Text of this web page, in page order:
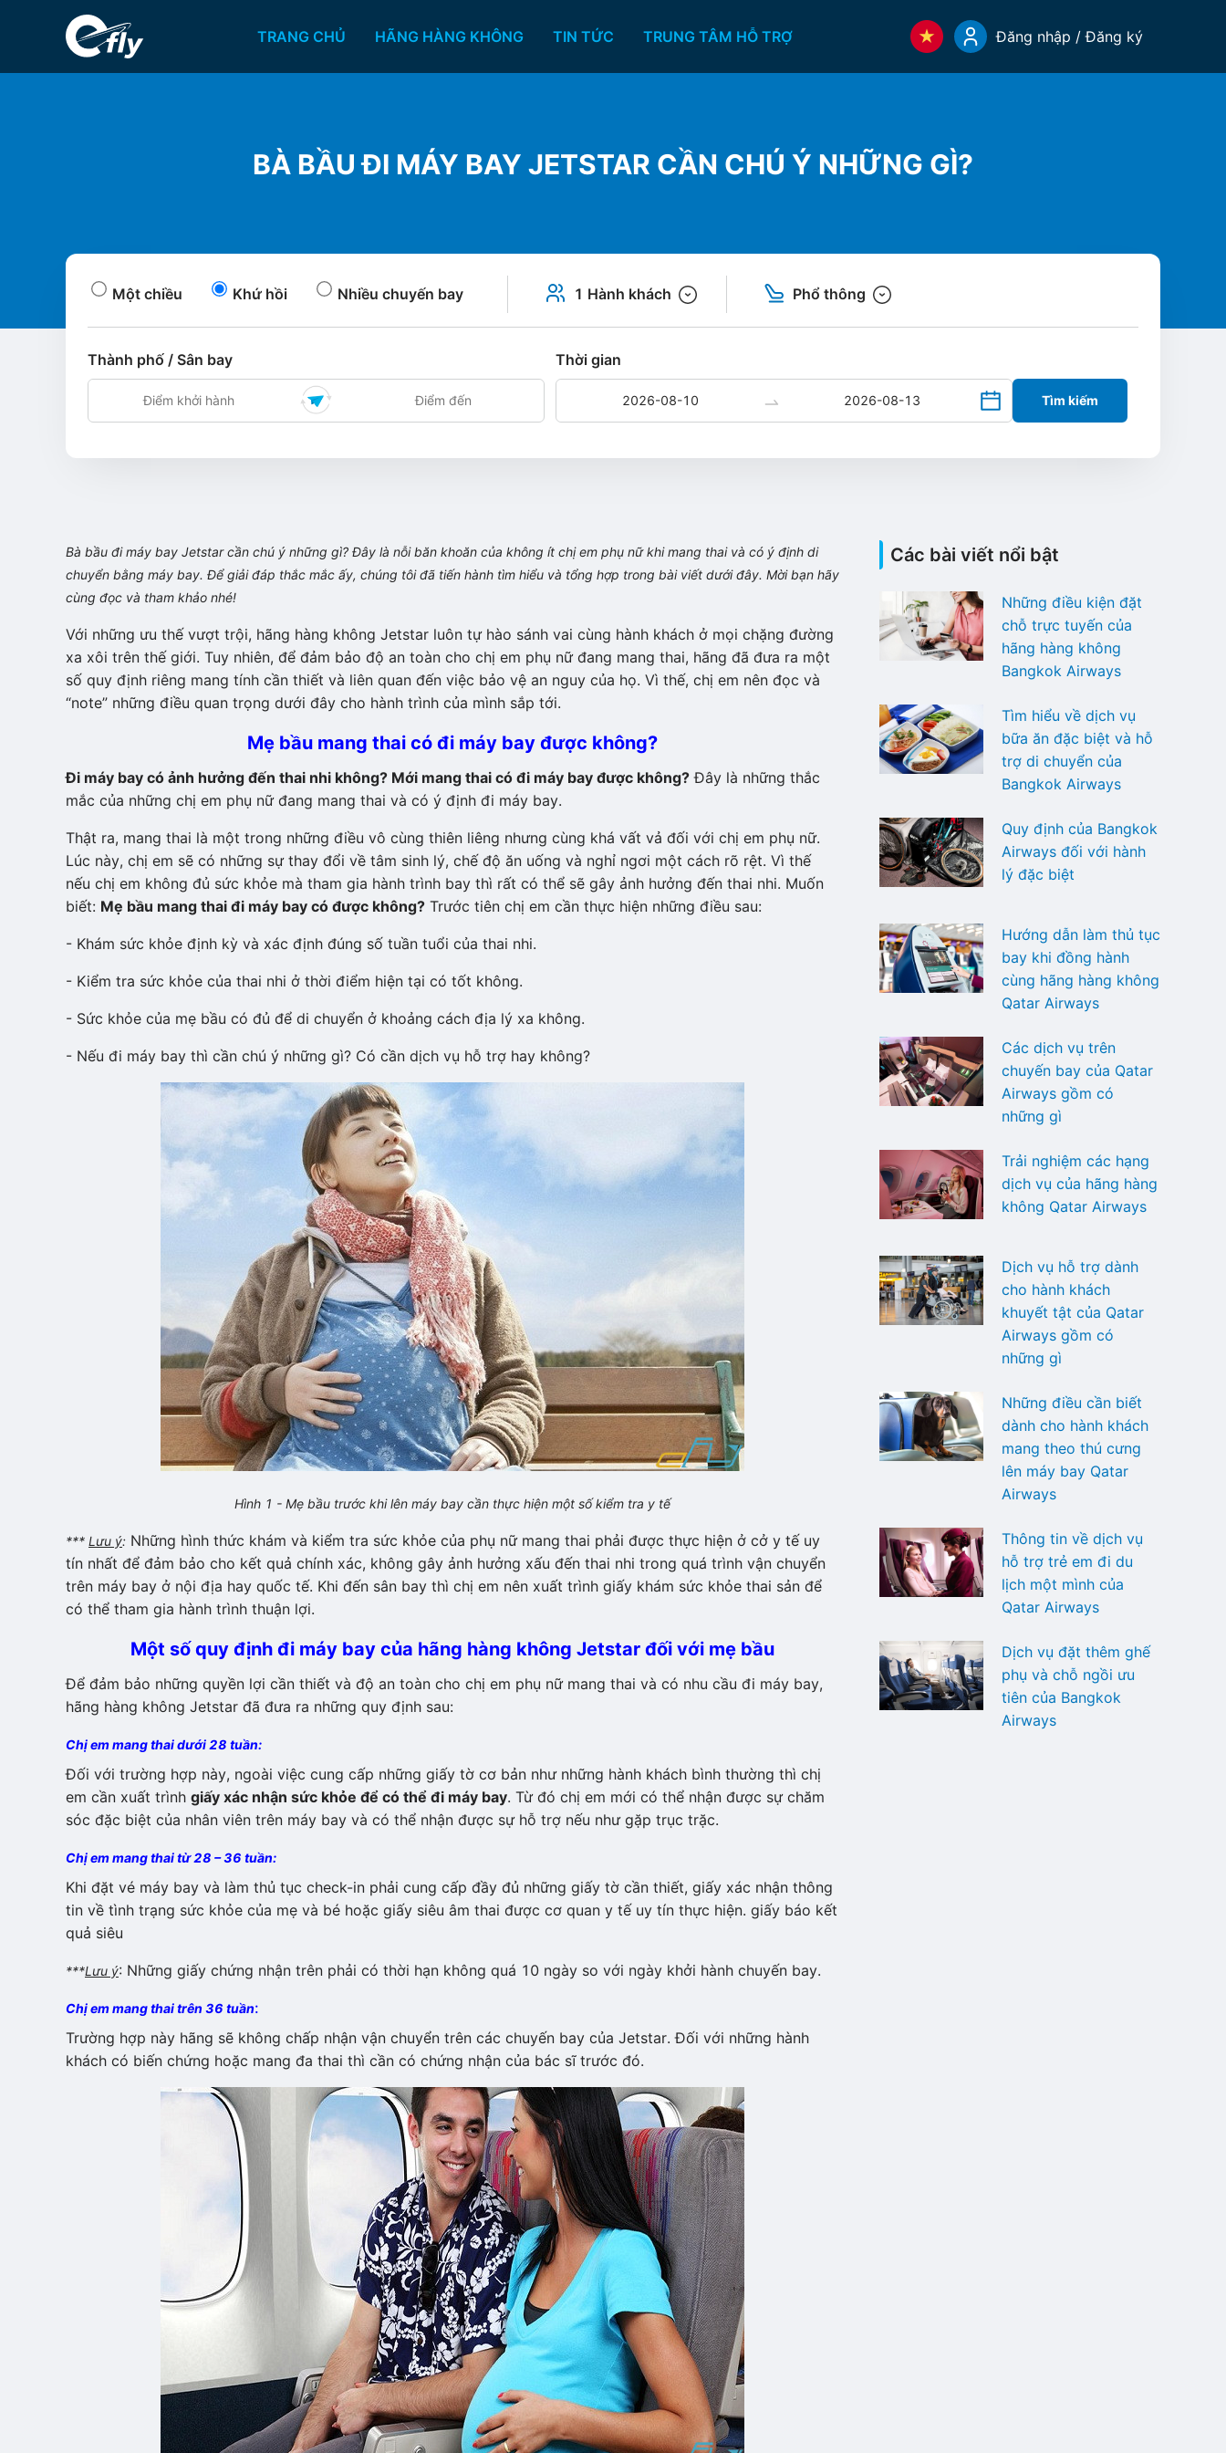
TRANG CHỦ HÃNG HÀNG KHÔNG TIN TỨC TRUNG TÂM HỖ TRỢ Đăng nhập / Đăng ký
BÀ BẦU ĐI MÁY BAY JETSTAR CẦN CHÚ Ý NHỮNG GÌ?
Một chiều Khứ hồi Nhiều chuyến bay 1 Hành khách Phổ thông
Thành phố / Sân bay Thời gian
Tìm kiếm
Bà bầu đi máy bay Jetstar cần chú ý những gì? Đây là nỗi băn khoăn của không ít chị em phụ nữ khi mang thai và có ý định di
chuyển bằng máy bay. Để giải đáp thắc mắc ấy, chúng tôi đã tiến hành tìm hiểu và tổng hợp trong bài viết dưới đây. Mời bạn hãy
cùng đọc và tham khảo nhé!
Với những ưu thế vượt trội, hãng hàng không Jetstar luôn tự hào sánh vai cùng hành khách ở mọi chặng đường
xa xôi trên thế giới. Tuy nhiên, để đảm bảo độ an toàn cho chị em phụ nữ đang mang thai, hãng đã đưa ra một
số quy định riêng mang tính cần thiết và liên quan đến việc bảo vệ an nguy của họ. Vì thế, chị em nên đọc và
“note” những điều quan trọng dưới đây cho hành trình của mình sắp tới.
Mẹ bầu mang thai có đi máy bay được không?
Đi máy bay có ảnh hưởng đến thai nhi không? Mới mang thai có đi máy bay được không? Đây là những thắc
mắc của những chị em phụ nữ đang mang thai và có ý định đi máy bay.
Thật ra, mang thai là một trong những điều vô cùng thiên liêng nhưng cùng khá vất vả đối với chị em phụ nữ.
Lúc này, chị em sẽ có những sự thay đổi về tâm sinh lý, chế độ ăn uống và nghỉ ngơi một cách rõ rệt. Vì thế
nếu chị em không đủ sức khỏe mà tham gia hành trình bay thì rất có thể sẽ gây ảnh hưởng đến thai nhi. Muốn
biết: Mẹ bầu mang thai đi máy bay có được không? Trước tiên chị em cần thực hiện những điều sau:
- Khám sức khỏe định kỳ và xác định đúng số tuần tuổi của thai nhi.
- Kiểm tra sức khỏe của thai nhi ở thời điểm hiện tại có tốt không.
- Sức khỏe của mẹ bầu có đủ để di chuyển ở khoảng cách địa lý xa không.
- Nếu đi máy bay thì cần chú ý những gì? Có cần dịch vụ hỗ trợ hay không?
Hình 1 - Mẹ bầu trước khi lên máy bay cần thực hiện một số kiểm tra y tế
*** Lưu ý: Những hình thức khám và kiểm tra sức khỏe của phụ nữ mang thai phải được thực hiện ở cở y tế uy
tín nhất để đảm bảo cho kết quả chính xác, không gây ảnh hưởng xấu đến thai nhi trong quá trình vận chuyển
trên máy bay ở nội địa hay quốc tế. Khi đến sân bay thì chị em nên xuất trình giấy khám sức khỏe thai sản để
có thể tham gia hành trình thuận lợi.
Một số quy định đi máy bay của hãng hàng không Jetstar đối với mẹ bầu
Để đảm bảo những quyền lợi cần thiết và độ an toàn cho chị em phụ nữ mang thai và có nhu cầu đi máy bay,
hãng hàng không Jetstar đã đưa ra những quy định sau:
Chị em mang thai dưới 28 tuần:
Đối với trường hợp này, ngoài việc cung cấp những giấy tờ cơ bản như những hành khách bình thường thì chị
em cần xuất trình giấy xác nhận sức khỏe để có thể đi máy bay. Từ đó chị em mới có thể nhận được sự chăm
sóc đặc biệt của nhân viên trên máy bay và có thể nhận được sự hỗ trợ nếu như gặp trục trặc.
Chị em mang thai từ 28 – 36 tuần:
Khi đặt vé máy bay và làm thủ tục check-in phải cung cấp đầy đủ những giấy tờ cần thiết, giấy xác nhận thông
tin về tình trạng sức khỏe của mẹ và bé hoặc giấy siêu âm thai được cơ quan y tế uy tín thực hiện. giấy báo kết
quả siêu
***Lưu ý: Những giấy chứng nhận trên phải có thời hạn không quá 10 ngày so với ngày khởi hành chuyến bay.
Chị em mang thai trên 36 tuần:
Trường hợp này hãng sẽ không chấp nhận vận chuyển trên các chuyến bay của Jetstar. Đối với những hành
khách có biến chứng hoặc mang đa thai thì cần có chứng nhận của bác sĩ trước đó.
Các bài viết nổi bật
Những điều kiện đặt
chỗ trực tuyến của
hãng hàng không
Bangkok Airways
Tìm hiểu về dịch vụ
bữa ăn đặc biệt và hỗ
trợ di chuyển của
Bangkok Airways
Quy định của Bangkok
Airways đối với hành
lý đặc biệt
Hướng dẫn làm thủ tục
bay khi đồng hành
cùng hãng hàng không
Qatar Airways
Các dịch vụ trên
chuyến bay của Qatar
Airways gồm có
những gì
Trải nghiệm các hạng
dịch vụ của hãng hàng
không Qatar Airways
Dịch vụ hỗ trợ dành
cho hành khách
khuyết tật của Qatar
Airways gồm có
những gì
Những điều cần biết
dành cho hành khách
mang theo thú cưng
lên máy bay Qatar
Airways
Thông tin về dịch vụ
hỗ trợ trẻ em đi du
lịch một mình của
Qatar Airways
Dịch vụ đặt thêm ghế
phụ và chỗ ngồi ưu
tiên của Bangkok
Airways